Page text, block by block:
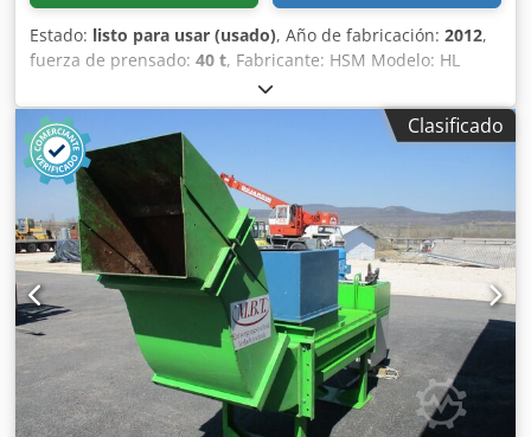
Estado: listo para usar (usado), Año de fabricación: 2012,
fuerza de prensado: 40 t, Fabricante: HSM Modelo: HL
4010 Año de fabricación: 2012 Djdsx D U N Sspfx Accjkr
Clasificado